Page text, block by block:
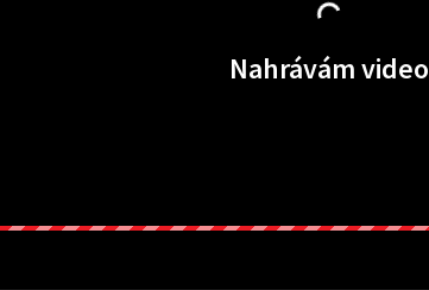
Nahrávám video